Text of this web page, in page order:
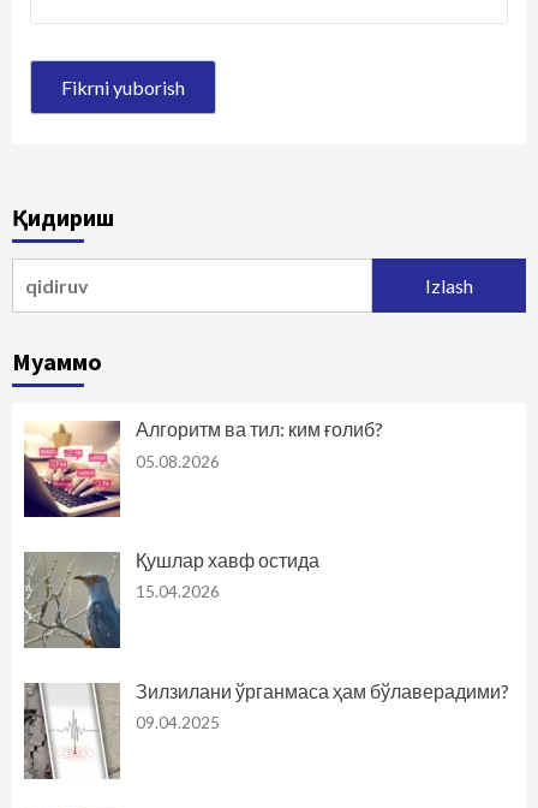
Қидириш
Муаммо
Алгоритм ва тил: ким ғолиб?
05.08.2026
Қушлар хавф остида
15.04.2026
Зилзилани ўрганмаса ҳам бўлаверадими?
09.04.2025